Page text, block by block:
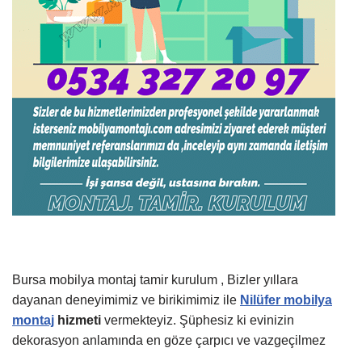
Bursa mobilya montaj tamir kurulum , Bizler yıllara
dayanan deneyimimiz ve birikimimiz ile Nilüfer mobilya
montaj hizmeti vermekteyiz. Şüphesiz ki evinizin
dekorasyon anlamında en göze çarpıcı ve vazgeçilmez